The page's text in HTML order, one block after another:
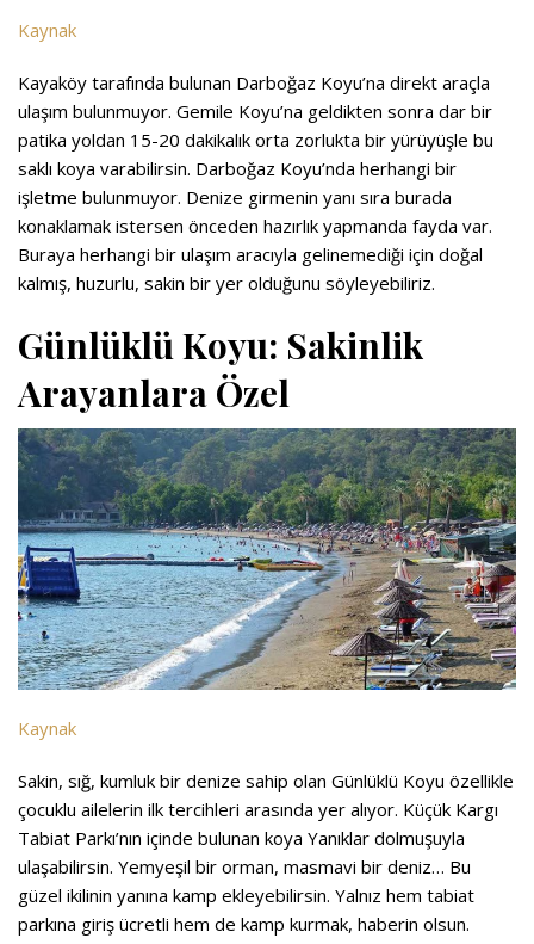
Kaynak
Kayaköy tarafında bulunan Darboğaz Koyu’na direkt araçla
ulaşım bulunmuyor. Gemile Koyu’na geldikten sonra dar bir
patika yoldan 15-20 dakikalık orta zorlukta bir yürüyüşle bu
saklı koya varabilirsin. Darboğaz Koyu’nda herhangi bir
işletme bulunmuyor. Denize girmenin yanı sıra burada
konaklamak istersen önceden hazırlık yapmanda fayda var.
Buraya herhangi bir ulaşım aracıyla gelinemediği için doğal
kalmış, huzurlu, sakin bir yer olduğunu söyleyebiliriz.
Günlüklü Koyu: Sakinlik
Arayanlara Özel
Kaynak
Sakin, sığ, kumluk bir denize sahip olan Günlüklü Koyu özellikle
çocuklu ailelerin ilk tercihleri arasında yer alıyor. Küçük Kargı
Tabiat Parkı’nın içinde bulunan koya Yanıklar dolmuşuyla
ulaşabilirsin. Yemyeşil bir orman, masmavi bir deniz… Bu
güzel ikilinin yanına kamp ekleyebilirsin. Yalnız hem tabiat
parkına giriş ücretli hem de kamp kurmak, haberin olsun.